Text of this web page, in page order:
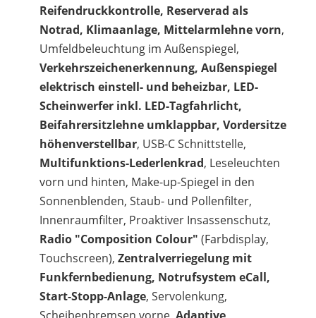
Reifendruckkontrolle, Reserverad als
Notrad, Klimaanlage, Mittelarmlehne vorn,
Umfeldbeleuchtung im Außenspiegel,
Verkehrszeichenerkennung, Außenspiegel
elektrisch einstell- und beheizbar, LED-
Scheinwerfer inkl. LED-Tagfahrlicht,
Beifahrersitzlehne umklappbar, Vordersitze
höhenverstellbar, USB-C Schnittstelle,
Multifunktions-Lederlenkrad, Leseleuchten
vorn und hinten, Make-up-Spiegel in den
Sonnenblenden, Staub- und Pollenfilter,
Innenraumfilter, Proaktiver Insassenschutz,
Radio "Composition Colour" (Farbdisplay,
Touchscreen), Zentralverriegelung mit
Funkfernbedienung, Notrufsystem eCall,
Start-Stopp-Anlage, Servolenkung,
Scheibenbremsen vorne, Adaptive